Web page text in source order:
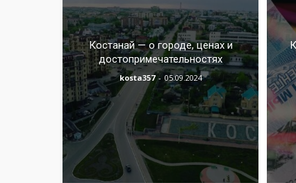
Костанай — о городе, ценах и
достопримечательностях
kosta357 - 05.09.2024